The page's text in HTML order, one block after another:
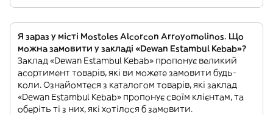
Я зараз у місті Mostoles Alcorcon Arroyomolinos. Що
можна замовити у закладі «Dewan Estambul Kebab»?
Заклад «Dewan Estambul Kebab» пропонує великий
асортимент товарів, які ви можете замовити будь-
коли. Ознайомтеся з каталогом товарів, які заклад
«Dewan Estambul Kebab» пропонує своїм клієнтам, та
оберіть ті з них, які хотілося б замовити.